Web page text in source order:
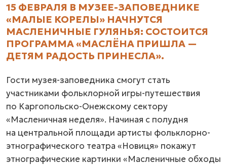
15 ФЕВРАЛЯ В МУЗЕЕ-ЗАПОВЕДНИКЕ
«МАЛЫЕ КОРЕЛЫ» НАЧНУТСЯ
МАСЛЕНИЧНЫЕ ГУЛЯНЬЯ: СОСТОИТСЯ
ПРОГРАММА «МАСЛЁНА ПРИШЛА —
ДЕТЯМ РАДОСТЬ ПРИНЕСЛА».
Гости музея-заповедника смогут стать
участниками фольклорной игры-путешествия
по Каргопольско-Онежскому сектору
«Масленичная неделя». Начиная с полудня
на центральной площади артисты фольклорно-
этнографического театра «Новиця» покажут
этнографические картинки «Масленичные обходы